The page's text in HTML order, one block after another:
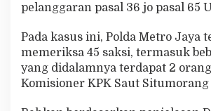
pelanggaran pasal 36 jo pasal 65
Pada kasus ini, Polda Metro Jaya
memeriksa 45 saksi, termasuk
yang didalamnya terdapat 2
Komisioner KPK Saut Situmorang